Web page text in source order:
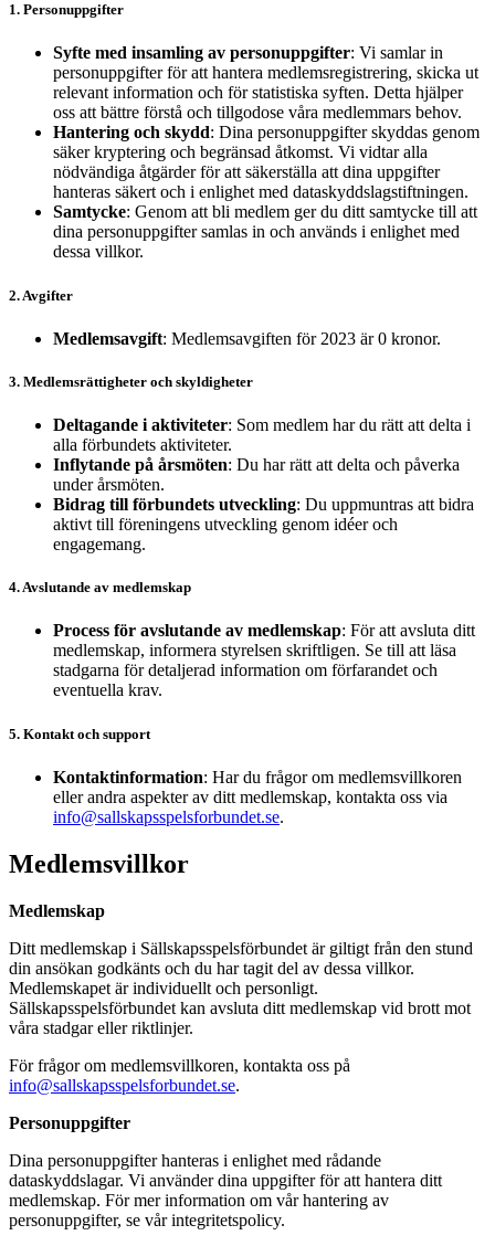
1. Personuppgifter
Syfte med insamling av personuppgifter: Vi samlar in
personuppgifter för att hantera medlemsregistrering, skicka ut
relevant information och för statistiska syften. Detta hjälper
oss att bättre förstå och tillgodose våra medlemmars behov.
Hantering och skydd: Dina personuppgifter skyddas genom
säker kryptering och begränsad åtkomst. Vi vidtar alla
nödvändiga åtgärder för att säkerställa att dina uppgifter
hanteras säkert och i enlighet med dataskyddslagstiftningen.
Samtycke: Genom att bli medlem ger du ditt samtycke till att
dina personuppgifter samlas in och används i enlighet med
dessa villkor.
2. Avgifter
Medlemsavgift: Medlemsavgiften för 2023 är 0 kronor.
3. Medlemsrättigheter och skyldigheter
Deltagande i aktiviteter: Som medlem har du rätt att delta i
alla förbundets aktiviteter.
Inflytande på årsmöten: Du har rätt att delta och påverka
under årsmöten.
Bidrag till förbundets utveckling: Du uppmuntras att bidra
aktivt till föreningens utveckling genom idéer och
engagemang.
4. Avslutande av medlemskap
Process för avslutande av medlemskap: För att avsluta ditt
medlemskap, informera styrelsen skriftligen. Se till att läsa
stadgarna för detaljerad information om förfarandet och
eventuella krav.
5. Kontakt och support
Kontaktinformation: Har du frågor om medlemsvillkoren
eller andra aspekter av ditt medlemskap, kontakta oss via
info@sallskapsspelsforbundet.se.
Medlemsvillkor
Medlemskap
Ditt medlemskap i Sällskapsspelsförbundet är giltigt från den stund
din ansökan godkänts och du har tagit del av dessa villkor.
Medlemskapet är individuellt och personligt.
Sällskapsspelsförbundet kan avsluta ditt medlemskap vid brott mot
våra stadgar eller riktlinjer.
För frågor om medlemsvillkoren, kontakta oss på
info@sallskapsspelsforbundet.se.
Personuppgifter
Dina personuppgifter hanteras i enlighet med rådande
dataskyddslagar. Vi använder dina uppgifter för att hantera ditt
medlemskap. För mer information om vår hantering av
personuppgifter, se vår integritetspolicy.